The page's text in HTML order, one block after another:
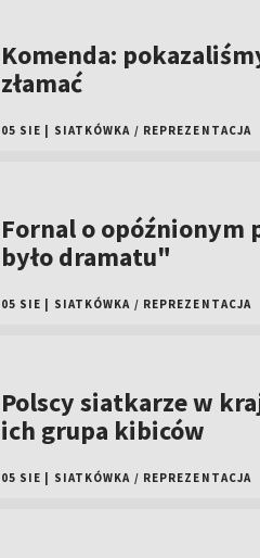
Komenda:
złamać
05 SIE SIATKÓWKA / REPREZENTACJA
Fornal o opóźnionym
było dramatu"
05 SIE SIATKÓWKA / REPREZENTACJA
Polscy siatkarze w
ich grupa kibiców
05 SIE SIATKÓWKA / REPREZENTACJA